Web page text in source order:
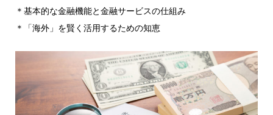
＊基本的な金融機能と金融サービスの仕組み
＊「海外」を賢く活用するための知恵